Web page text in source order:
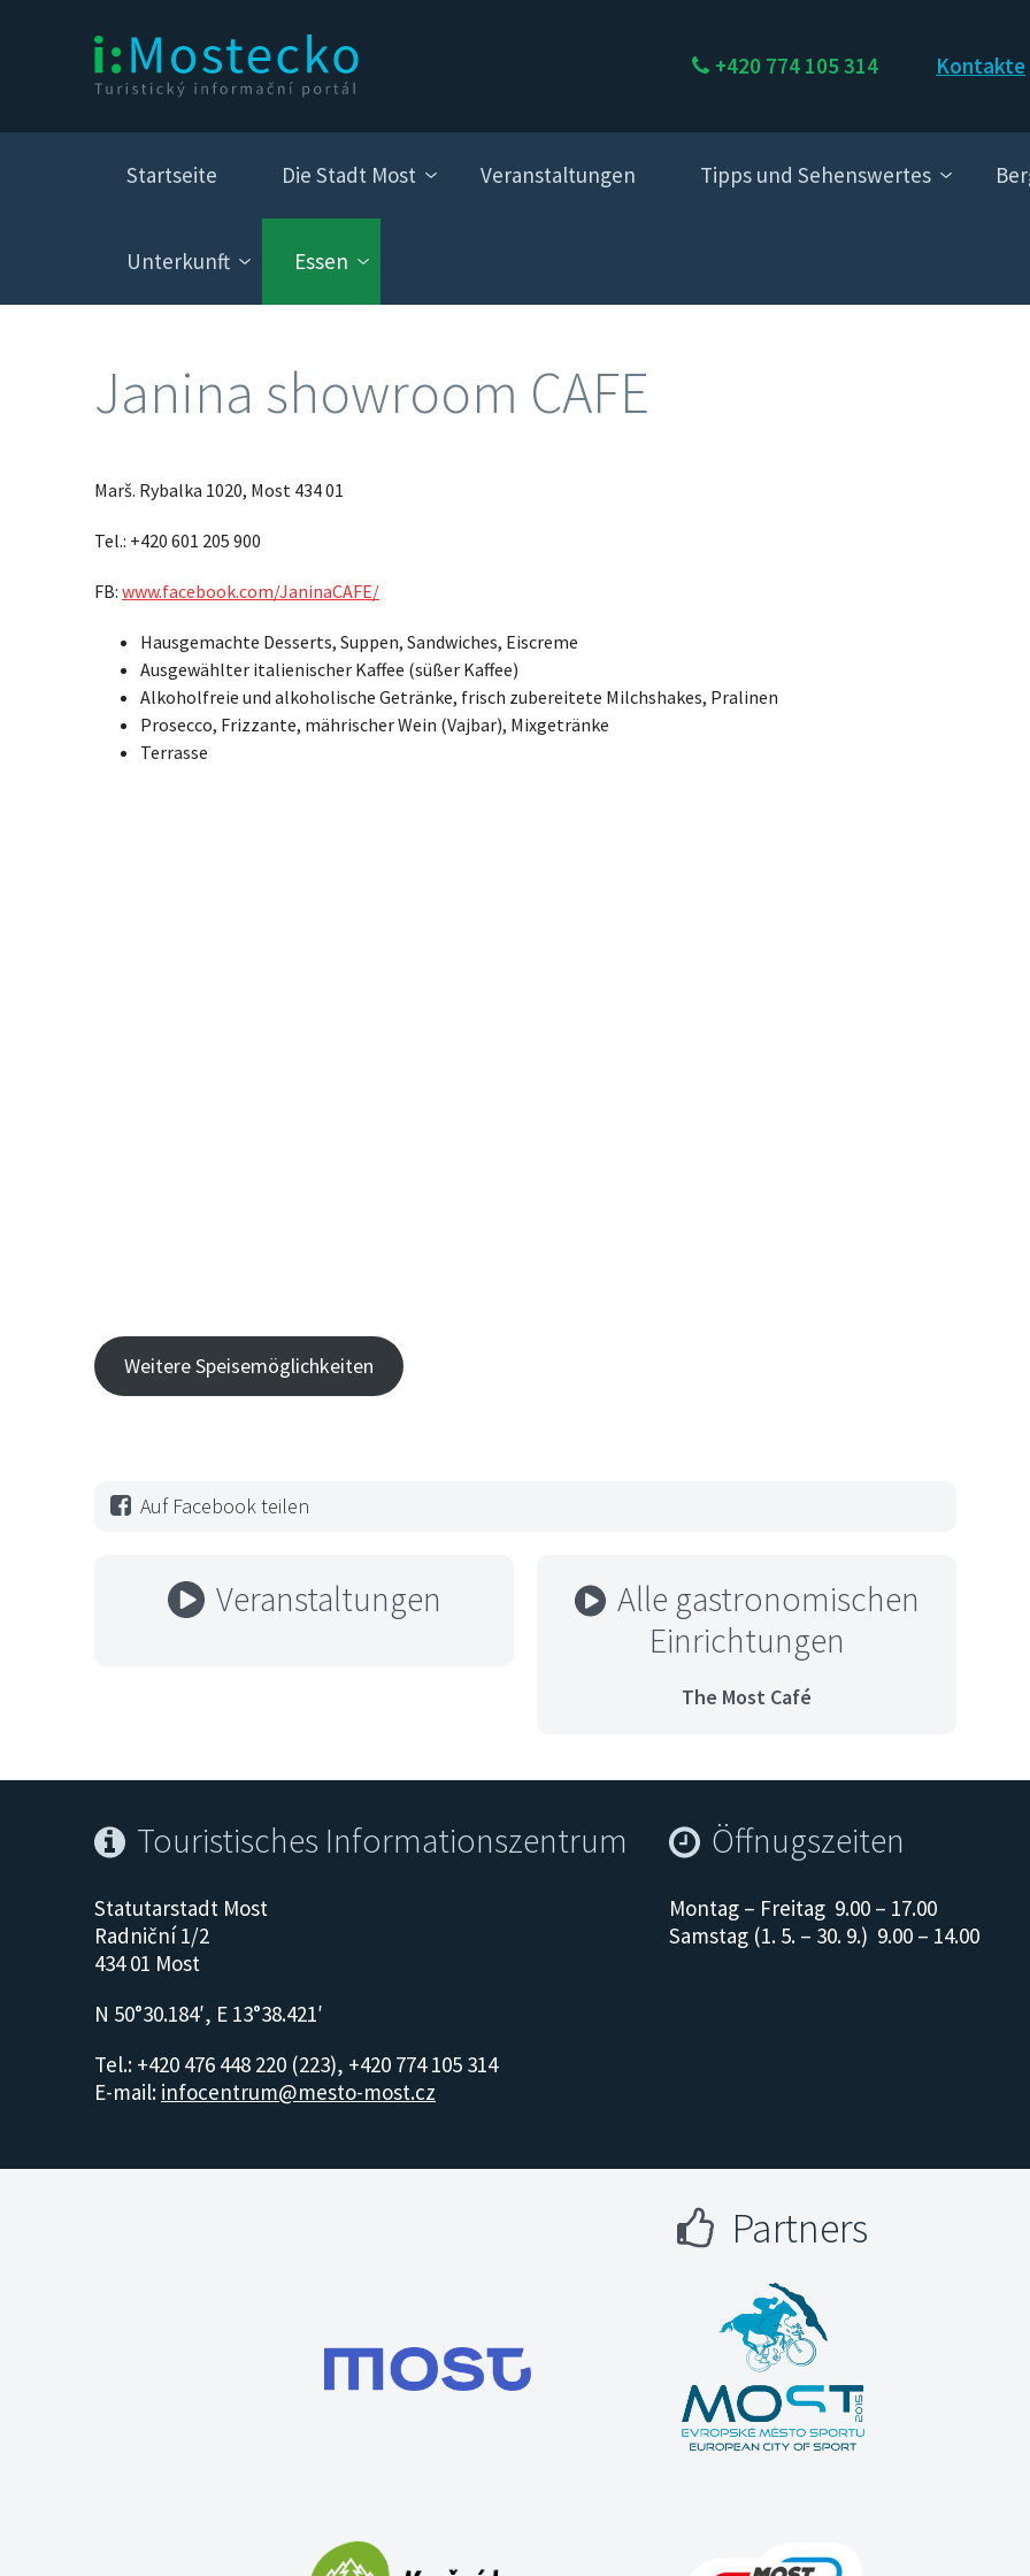
+420 774 105 314 Kontakte
Startseite Die Stadt Most Veranstaltungen Tipps und Sehenswertes
Unterkunft Essen
Janina showroom CAFE
Marš. Rybalka 1020, Most 434 01
Tel.: +420 601 205 900
FB: www.facebook.com/JaninaCAFE/
Hausgemachte Desserts, Suppen, Sandwiches, Eiscreme
Ausgewählter italienischer Kaffee (süßer Kaffee)
Alkoholfreie und alkoholische Getränke, frisch zubereitete Milchshakes, Pralinen
Prosecco, Frizzante, mährischer Wein (Vajbar), Mixgetränke
Terrasse
Weitere Speisemöglichkeiten
Auf Facebook teilen
Veranstaltungen
Alle gastronomischen
Einrichtungen
The Most Café
Touristisches Informationszentrum
Statutarstadt Most
Radniční 1/2
434 01 Most
N 50°30.184′, E 13°38.421′
Tel.: +420 476 448 220 (223), +420 774 105 314
E-mail: infocentrum@mesto-most.cz
Öffnugszeiten
Montag – Freitag 9.00 – 17.00
Samstag (1. 5. – 30. 9.) 9.00 – 14.00
Partners